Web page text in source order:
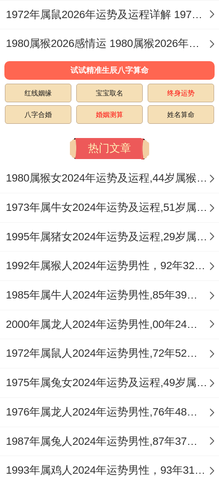
已婚恋者，「卯午破」直接冲击情感交流，
你的一片好心、悉心安排，可能被伴侣误解
为挑剔或施加压力，小摩擦不断积累，尤其
在农历五月、十一月（丙子、子午冲），矛
盾易被激发，要...及时觉察到沟通中的味，
避免翻旧账，方可保感情城池不失。
人际关系层面，食神虽可社交，但劫财却令
交友须带三分疏离，老朋友或许因利益而生
隙，新朋友则需时间检验其真心，健康方面
属兔女性需格外关注肝胆为你、眼睛疲劳、
火亢盛造成的口腔溃疡等问题会接连出现，
对...来讲养生之路在于「润」同「静」，多
极、书法等静心之爱好。
若总感心神不宁，寝食难安，即可佩戴「
祥
坠，以戌狗合卯兔，化解破太岁之戾气，借
土性泄火生金，带来安宁与守护，是为护身
属兔女人2026年各月运势提点与总览
1972年属鼠2026年运势及运程详解 1972年属鼠2026年的运势及运程
1980属猴2026感情运 1980属猴2026年感情运势
试试精准生辰八字算命
红线姻缘 宝宝取名 终身运势
八字合婚 婚姻测算 姓名算命
热门文章
1980属猴女2024年运势及运程,44岁属猴人2024全年每月运势女性如何
1973年属牛女2024年运势及运程,51岁属牛人2024全年每月运势女性如何
1995年属猪女2024年运势及运程,29岁属猪人2024全年每月运势女性如何
1992年属猴人2024年运势男性，92年32岁属猴男2024年每月运程怎么样
1985年属牛人2024年运势男性,85年39岁属牛男2024年每月运程怎么样
2000年属龙人2024年运势男性,00年24岁属龙男2024年每月运程怎么样
1972年属鼠人2024年运势男性,72年52岁属鼠男2024年每月运程怎么样
1975年属兔女2024年运势及运程,49岁属兔人2024全年每月运势女性如何
1976年属龙人2024年运势男性,76年48岁属龙男2024年每月运程怎么样
1987年属兔人2024年运势男性,87年37岁属兔男2024年每月运程怎么样
1993年属鸡人2024年运势男性，93年31岁属鸡男2024年每月运程怎么样